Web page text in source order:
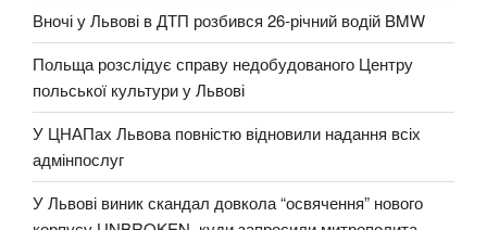
Вночі у Львові в ДТП розбився 26-річний водій BMW
Польща розслідує справу недобудованого Центру
польської культури у Львові
У ЦНАПах Львова повністю відновили надання всіх
адмінпослуг
У Львові виник скандал довкола “освячення” нового